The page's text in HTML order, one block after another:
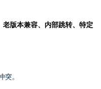
版本兼容、内部跳转、特定
。